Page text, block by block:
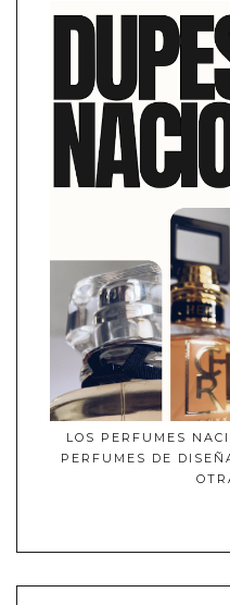
LOS PERFUMES
PERFUMES DE